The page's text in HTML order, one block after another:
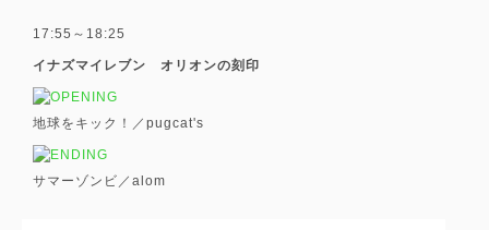
17:55～18:25
イナズマイレブン オリオンの刻印
地球をキック！／pugcat's
サマーゾンビ／alom